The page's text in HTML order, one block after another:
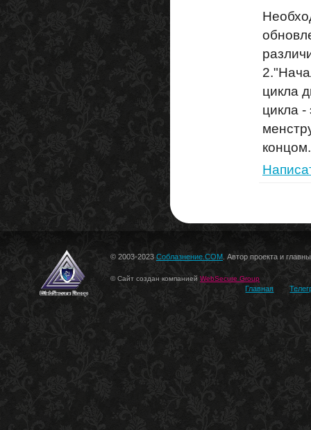
цикла
цикла
концом.
© 2003-2023 Соблазнение.COM . Автор проекта и
© Сайт создан компанией WebSecure Group
Главная